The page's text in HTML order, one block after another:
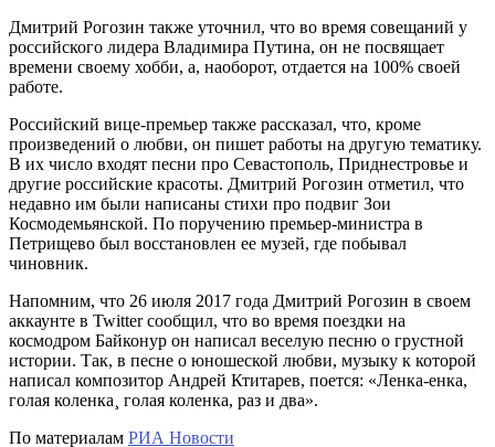
Дмитрий Рогозин также уточнил, что во время совещаний у
российского лидера Владимира Путина, он не посвящает
времени своему хобби, а, наоборот, отдается на 100% своей
работе.
Российский вице-премьер также рассказал, что, кроме
произведений о любви, он пишет работы на другую тематику.
В их число входят песни про Севастополь, Приднестровье и
другие российские красоты. Дмитрий Рогозин отметил, что
недавно им были написаны стихи про подвиг Зои
Космодемьянской. По поручению премьер-министра в
Петрищево был восстановлен ее музей, где побывал
чиновник.
Напомним, что 26 июля 2017 года Дмитрий Рогозин в своем
аккаунте в Twitter сообщил, что во время поездки на
космодром Байконур он написал веселую песню о грустной
истории. Так, в песне о юношеской любви, музыку к которой
написал композитор Андрей Ктитарев, поется: «Ленка-енка,
голая коленка¸ голая коленка, раз и два».
По материалам РИА Новости